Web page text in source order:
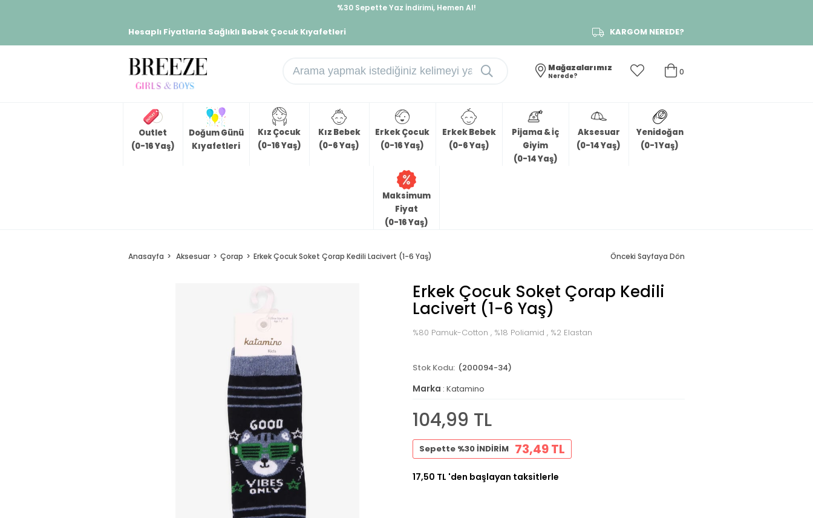
%30 Sepette Yaz İndirimi, Hemen Al!
Hesaplı Fiyatlarla Sağlıklı Bebek Çocuk Kıyafetleri KARGOM NEREDE?
0
Mağazalarımız
Nerede?
Outlet
(0-16 Yaş)
Doğum Günü
Kıyafetleri
Kız Çocuk
(0-16 Yaş)
Kız Bebek
(0-6 Yaş)
Erkek Çocuk
(0-16 Yaş)
Erkek Bebek
(0-6 Yaş)
Pijama & İç
Giyim
(0-14 Yaş)
Aksesuar
(0-14 Yaş)
Yenidoğan
(0-1 Yaş)
Maksimum
Fiyat
(0-16 Yaş)
Anasayfa Aksesuar Çorap Erkek Çocuk Soket Çorap Kedili Lacivert (1-6 Yaş) Önceki Sayfaya Dön
Erkek Çocuk Soket Çorap Kedili
Lacivert (1-6 Yaş)
%80 Pamuk-Cotton , %18 Poliamid , %2 Elastan
(200094-34)
Marka : Katamino
104,99 TL
Sepette %30 İNDİRİM 73,49 TL
17,50 TL 'den başlayan taksitlerle